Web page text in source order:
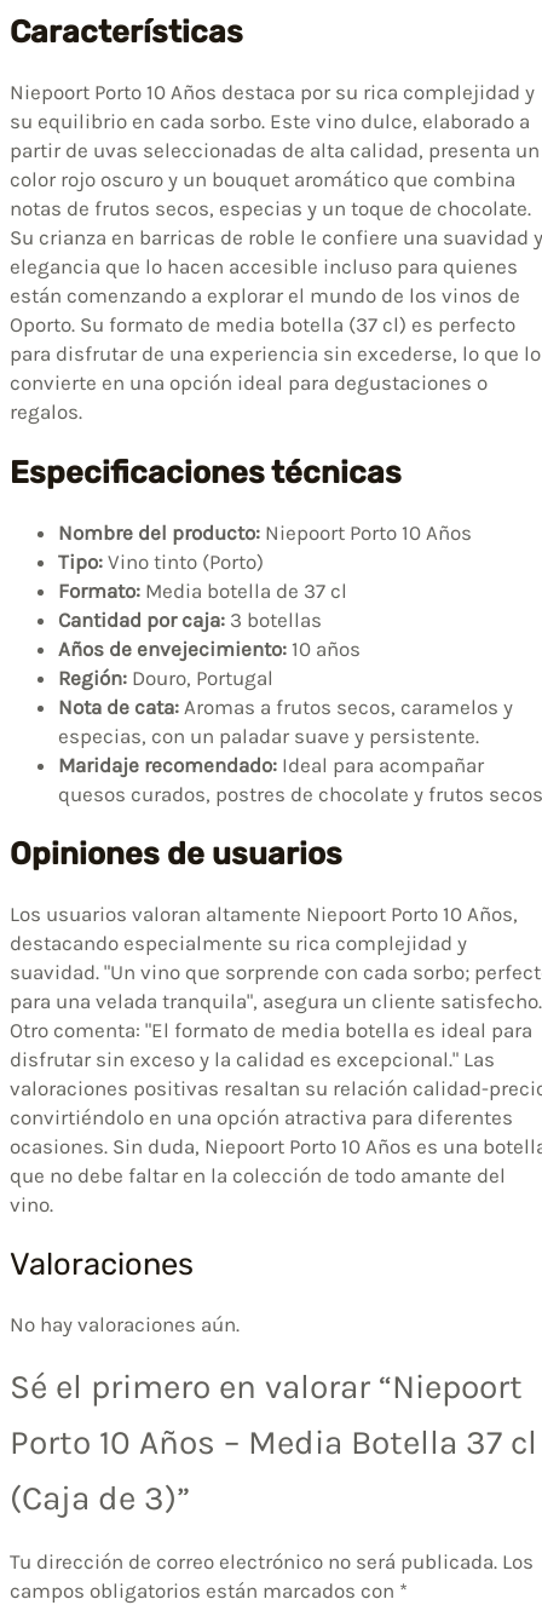
Características
Niepoort Porto 10 Años destaca por su rica complejidad y
su equilibrio en cada sorbo. Este vino dulce, elaborado a
partir de uvas seleccionadas de alta calidad, presenta un
color rojo oscuro y un bouquet aromático que combina
notas de frutos secos, especias y un toque de chocolate.
Su crianza en barricas de roble le confiere una suavidad y
elegancia que lo hacen accesible incluso para quienes
están comenzando a explorar el mundo de los vinos de
Oporto. Su formato de media botella (37 cl) es perfecto
para disfrutar de una experiencia sin excederse, lo que lo
convierte en una opción ideal para degustaciones o
regalos.
Especificaciones técnicas
Nombre del producto: Niepoort Porto 10 Años
Tipo: Vino tinto (Porto)
Formato: Media botella de 37 cl
Cantidad por caja: 3 botellas
Años de envejecimiento: 10 años
Región: Douro, Portugal
Nota de cata: Aromas a frutos secos, caramelos y
especias, con un paladar suave y persistente.
Maridaje recomendado: Ideal para acompañar
quesos curados, postres de chocolate y frutos
Opiniones de usuarios
Los usuarios valoran altamente Niepoort Porto 10 Años,
destacando especialmente su rica complejidad y
suavidad. "Un vino que sorprende con cada sorbo;
para una velada tranquila", asegura un cliente satisfecho.
Otro comenta: "El formato de media botella es ideal para
disfrutar sin exceso y la calidad es excepcional." Las
valoraciones positivas resaltan su relación calidad-
convirtiéndolo en una opción atractiva para diferentes
ocasiones. Sin duda, Niepoort Porto 10 Años es una
que no debe faltar en la colección de todo amante del
vino.
Valoraciones
No hay valoraciones aún.
Sé el primero en valorar “Niepoort
Porto 10 Años – Media Botella 37 cl
(Caja de 3)”
Tu dirección de correo electrónico no será publicada. Los
campos obligatorios están marcados con *